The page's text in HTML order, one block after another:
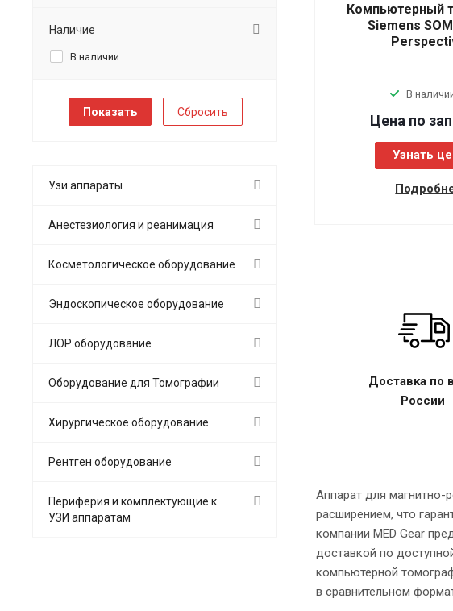
Компьютерный
Siemens
В
Цена по зап
Узнать
Доставка по
России
Аппарат для магнитно-
расширением, что
компании MED Gear
доставкой по
компьютерной
в сравнительном
Наличие
В наличии
Сбросить
Узи аппараты
Анестезиология и реанимация
Косметологическое оборудование
Эндоскопическое оборудование
ЛОР оборудование
Оборудование для Томографии
Хирургическое оборудование
Рентген оборудование
Периферия и комплектующие к
УЗИ аппаратам